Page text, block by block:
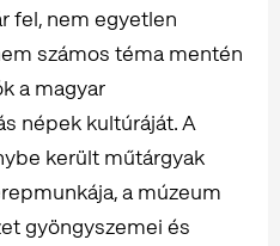
fel, nem egyetlen
számos téma mentén
a magyar
népek kultúráját. A
került műtárgyak
a múzeum
gyöngyszemei és